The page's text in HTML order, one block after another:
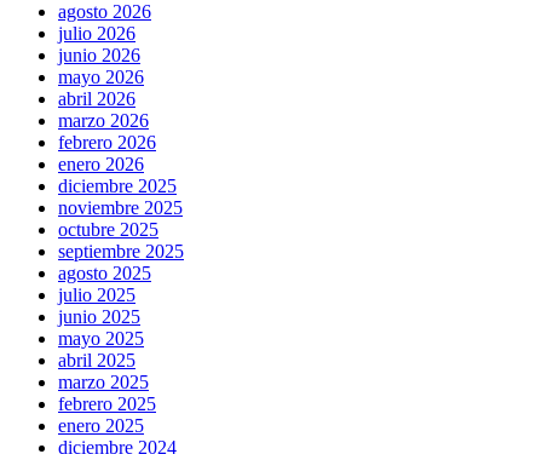
agosto 2026
julio 2026
junio 2026
mayo 2026
abril 2026
marzo 2026
febrero 2026
enero 2026
diciembre 2025
noviembre 2025
octubre 2025
septiembre 2025
agosto 2025
julio 2025
junio 2025
mayo 2025
abril 2025
marzo 2025
febrero 2025
enero 2025
diciembre 2024